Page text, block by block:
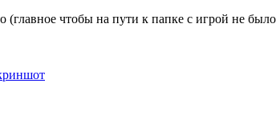
(главное чтобы на пути к папке с игрой не